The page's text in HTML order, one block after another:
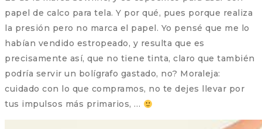
papel de calco para tela. Y por qué, pues porque realiza
la presión pero no marca el papel. Yo pensé que me lo
habían vendido estropeado, y resulta que es
precisamente así, que no tiene tinta, claro que también
podría servir un bolígrafo gastado, no? Moraleja:
cuidado con lo que compramos, no te dejes llevar por
tus impulsos más primarios, …